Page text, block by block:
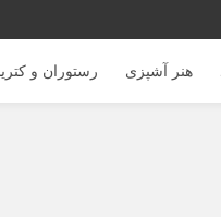
هنر آشپزی رستوران و